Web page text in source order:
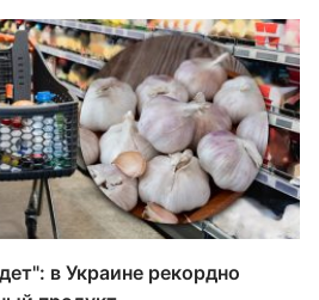
в Украине рекордно